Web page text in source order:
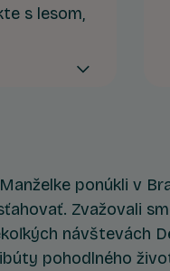
s lesom,
tienenie
ponúkli v
Zvažovali
návštevách
pohodlného